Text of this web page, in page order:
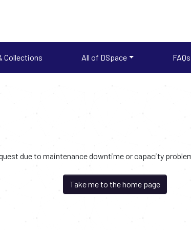
Collections All of DSpace FAQs
due to maintenance downtime or capacity
Take me to the home page